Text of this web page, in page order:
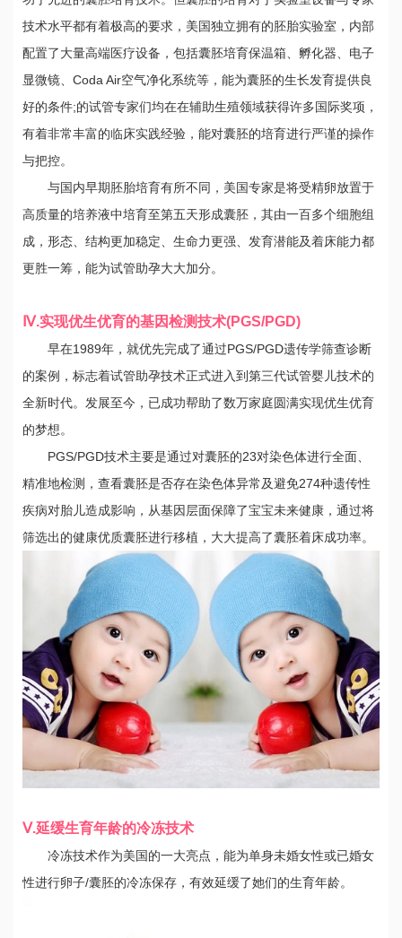
技术水平都有着极高的要求，美国独立拥有的胚胎实验室，内部
配置了大量高端医疗设备，包括囊胚培育保温箱、孵化器、电子
显微镜、Coda Air空气净化系统等，能为囊胚的生长发育提供良
好的条件;的试管专家们均在在辅助生殖领域获得许多国际奖项，
有着非常丰富的临床实践经验，能对囊胚的培育进行严谨的操作
与把控。
与国内早期胚胎培育有所不同，美国专家是将受精卵放置于
高质量的培养液中培育至第五天形成囊胚，其由一百多个细胞组
成，形态、结构更加稳定、生命力更强、发育潜能及着床能力都
更胜一筹，能为试管助孕大大加分。
Ⅳ.实现优生优育的基因检测技术(PGS/PGD)
早在1989年，就优先完成了通过PGS/PGD遗传学筛查诊断
的案例，标志着试管助孕技术正式进入到第三代试管婴儿技术的
全新时代。发展至今，已成功帮助了数万家庭圆满实现优生优育
的梦想。
PGS/PGD技术主要是通过对囊胚的23对染色体进行全面、
精准地检测，查看囊胚是否存在染色体异常及避免274种遗传性
疾病对胎儿造成影响，从基因层面保障了宝宝未来健康，通过将
筛选出的健康优质囊胚进行移植，大大提高了囊胚着床成功率。
Ⅴ.延缓生育年龄的冷冻技术
冷冻技术作为美国的一大亮点，能为单身未婚女性或已婚女
性进行卵子/囊胚的冷冻保存，有效延缓了她们的生育年龄。